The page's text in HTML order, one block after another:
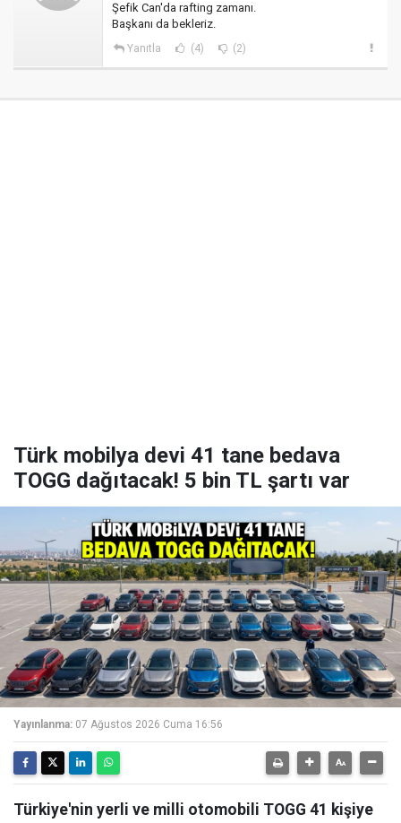
Şefik Can'da rafting zamanı.
Başkanı da bekleriz.
Yanıtla (4) (2)
Türk mobilya devi 41 tane bedava
TOGG dağıtacak! 5 bin TL şartı var
Yayınlanma: 07 Ağustos 2026 Cuma 16:56
Türkiye'nin yerli ve milli otomobili TOGG 41 kişiye